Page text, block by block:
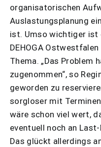
organisatorischen
Auslastungsplanung
ist. Umso wichtiger
DEHOGA
Thema. „Das Problem
zugenommen“, so
geworden zu
sorgloser mit
wäre schon viel wert,
eventuell noch an
Das glückt allerdings